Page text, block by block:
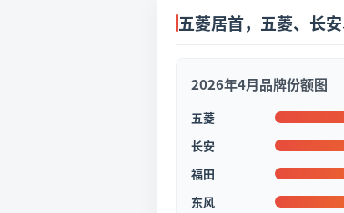
五菱居首，五菱、长
2026年4月品牌份额图
五菱
长安
福田
东风